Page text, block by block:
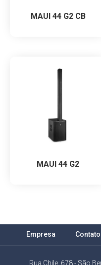
MAUI 44 G2 CB
MAUI 44 G2
Empresa Contato
Rua Chile, 678 - São